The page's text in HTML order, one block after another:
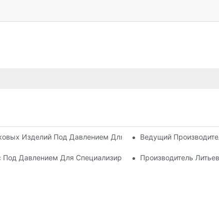
Изделий Под Давлением Для Производства
Ведущий
Под Давлением Для Специализированных Отраслей
Производитель